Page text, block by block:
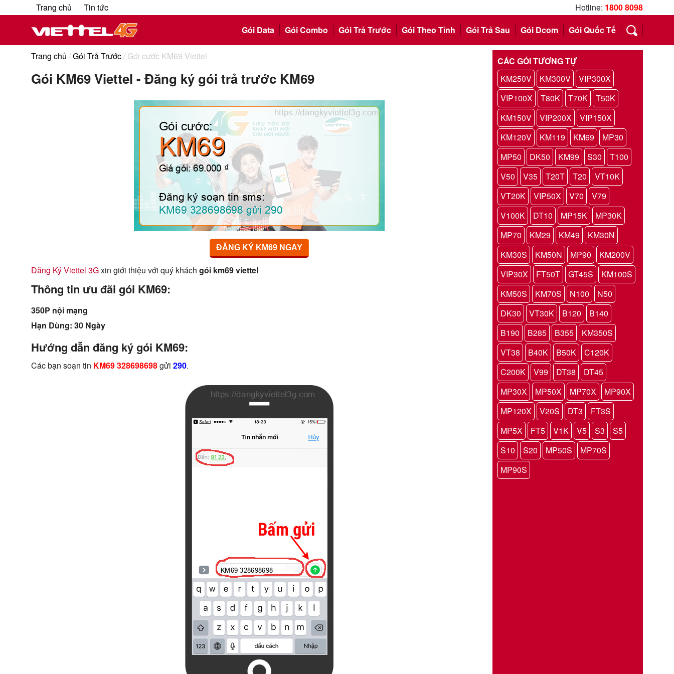
Trang chủ Tin tức Hotline: 1800 8098
Gói Data
Gói Combo Gói Trả Trước Gói Theo Tỉnh Gói Trả Sau Gói Dcom Gói Quốc Tế
Trang chủ /Gói Trả Trước/ Gói cước KM69 Viettel
Gói KM69 Viettel - Đăng ký gói trả trước KM69
ĐĂNG KÝ KM69 NGAY
Đăng Ký Viettel 3Gxin giới thiệu với quý khách gói km69 viettel
Thông tin ưu đãi gói KM69:
350P nội mạng
Hạn Dùng: 30 Ngày
Hướng dẫn đăng ký gói KM69:
Các bạn soạn tin KM69 328698698gửi 290.
CÁC GÓI TƯƠNG TỰ
KM250V
KM300V
VIP300X
VIP100X
T80K T70K
T50K
KM150V
VIP200X
VIP150X
KM120V
KM119 KM69
MP30
MP50
DK50 KM99 S30
T100
V50
V35 T20T T20
VT10K
VT20K
VIP50X V70
V79
V100K
DT10 MP15K
MP30K
MP70
KM29 KM49
KM30N
KM30S
KM50N MP90
KM200V
VIP30X
FT50T GT45S
KM100S
KM50S
KM70S N100
N50
DK30
VT30K B120
B140
B190
B285 B355
KM350S
VT38
B40K B50K
C120K
C200K
V99 DT38
DT45
MP30X
MP50X MP70X
MP90X
MP120X
V20S DT3
FT3S
MP5X
FT5 V1K V5 S3
S5
S10
S20 MP50S
MP70S
MP90S